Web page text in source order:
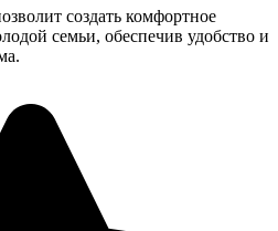
создать комфортное
семьи, обеспечив удобство и